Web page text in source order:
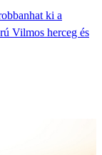
ki a
Vilmos herceg és